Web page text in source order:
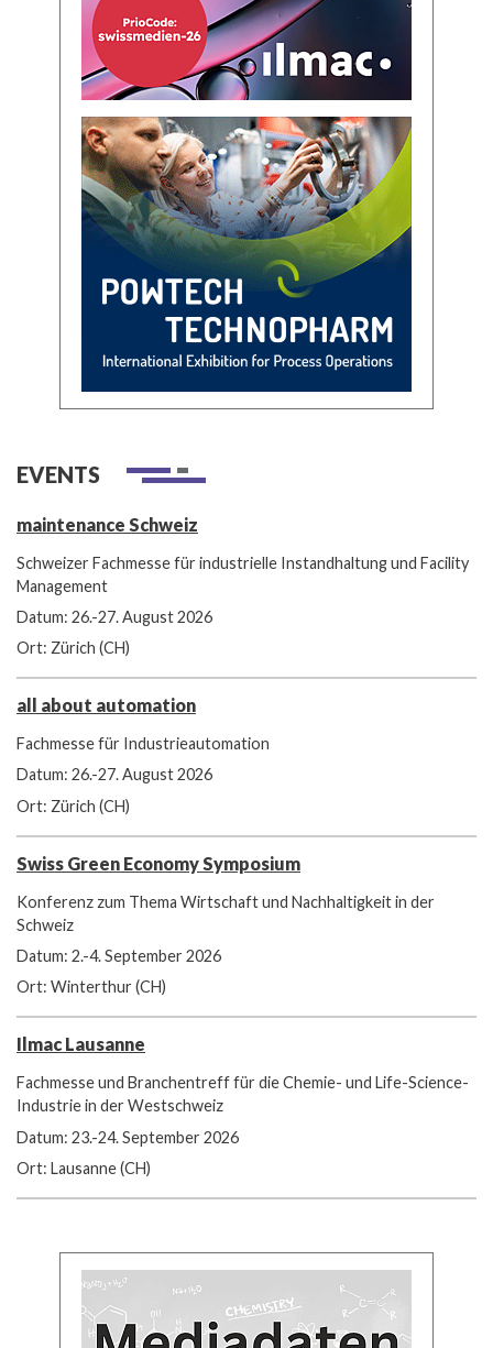
EVENTS
maintenance Schweiz
Schweizer Fachmesse für industrielle Instandhaltung und Facility
Management
Datum: 26.-27. August 2026
Ort: Zürich (CH)
all about automation
Fachmesse für Industrieautomation
Datum: 26.-27. August 2026
Ort: Zürich (CH)
Swiss Green Economy Symposium
Konferenz zum Thema Wirtschaft und Nachhaltigkeit in der
Schweiz
Datum: 2.-4. September 2026
Ort: Winterthur (CH)
Ilmac Lausanne
Fachmesse und Branchentreff für die Chemie- und Life-Science-
Industrie in der Westschweiz
Datum: 23.-24. September 2026
Ort: Lausanne (CH)